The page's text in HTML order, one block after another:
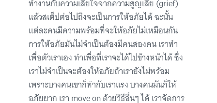
ทำงานกับความเสียใจจากความสูญเสีย (grief)
แล้วสเต็ปต่อไปถึงจะเป็นการให้อภัยได้ ฉะนั้น
แต่ละคนมีความพร้อมที่จะให้อภัยไม่เหมือนกัน
การให้อภัยมันไม่จำเป็นต้องมีคนสองคน เราทำ
เพื่อตัวเราเอง ทำเพื่อที่เราจะได้ไปข้างหน้าได้ ซึ่ง
เราไม่จำเป็นจะต้องให้อภัยถ้าเรายังไม่พร้อม
เพราะบางคนเขาก็ทำกับเราแรง บางคนมันก็ให้
อภัยยาก เรา move on ด้วยวิธีอื่นๆ ได้ เราจัดการ